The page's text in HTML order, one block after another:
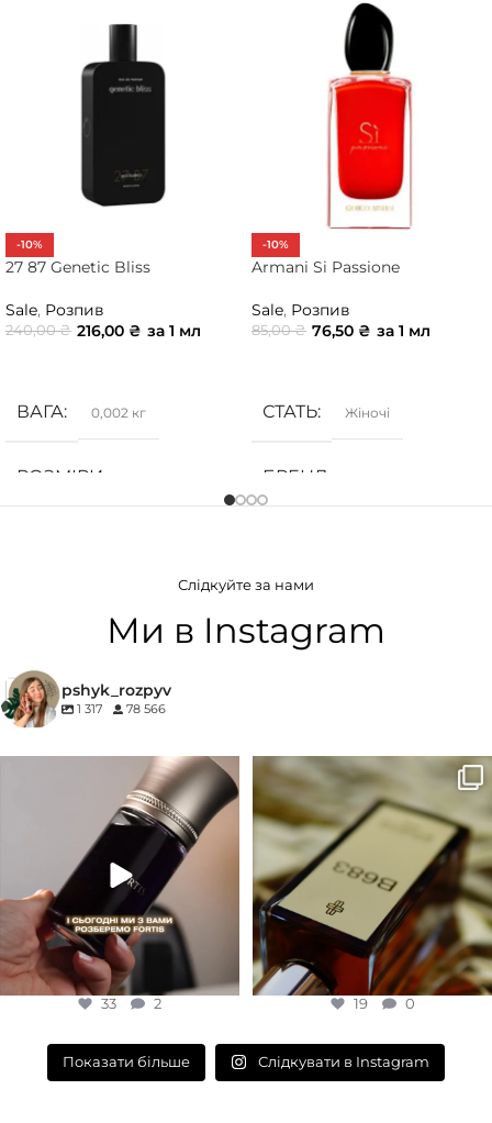
-10%
27 87 Genetic Bliss
Sale, Розпив
240,00₴ 216,00 ₴ за 1 мл
ВАГА 0,002 кг
РОЗМІРИ
ГРУПА АРОМАТУ
Деревинні
КОНЦЕНТРАЦІЯ
EDP (парфумована вода)
-10%
Armani Si Passione
Sale, Розпив
85,00₴ 76,50 ₴ за 1 мл
СТАТЬ Жіночі
БРЕНД
Слідкуйте за нами
Ми в Instagram
pshyk_rozpyv
1 317 78 566
Для замовлення переходьте на
сайт або в Instagram...
33 2
33 2
Marc-Antoine Barrois B683 - це
запах вечора в
19
19 0
Показати більше Слідкувати в Instagram